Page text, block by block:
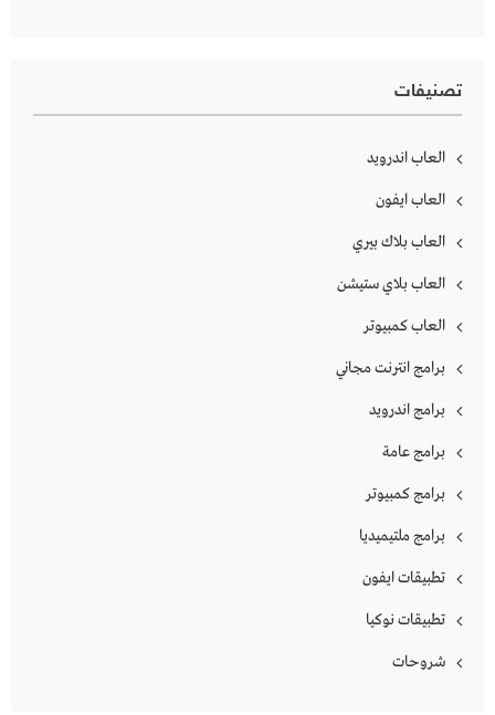
تصنيفات
العاب اندرويد
العاب ايفون
العاب بلاك بيري
العاب بلاي ستيشن
العاب كمبيوتر
برامج انترنت مجاني
برامج اندرويد
برامج عامة
برامج كمبيوتر
برامج ملتيميديا
تطبيقات ايفون
تطبيقات نوكيا
شروحات